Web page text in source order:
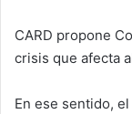
CARD propone
crisis que afecta
En ese sentido,